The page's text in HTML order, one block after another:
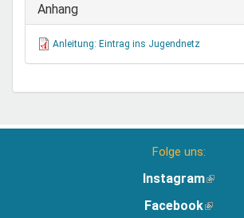
Anhang
Anleitung: Eintrag ins Jugendnetz
Folge uns:
Instagram(Link
extern)
Facebook(Link